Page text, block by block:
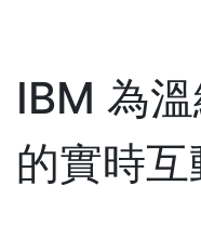
IBM 為
的實時